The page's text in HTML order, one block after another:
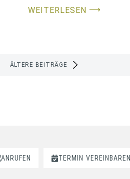
WEITERLESEN ⟶
ÄLTERE BEITRÄGE
ANRUFEN TERMIN VEREINBAREN